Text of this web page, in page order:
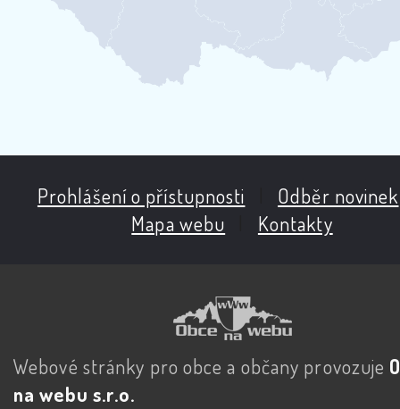
Prohlášení o přístupnosti Odběr novinek
Mapa webu
Kontakty
Webové stránky pro obce a občany provozuje
na webu s.r.o.